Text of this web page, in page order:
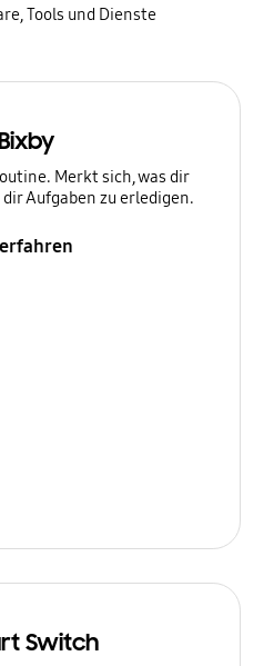
Tools und Dienste
Merkt sich, was dir
Aufgaben zu erledigen.
Switch